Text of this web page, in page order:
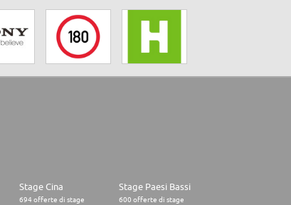
Stage Cina
694 offerte di stage
Stage Paesi Bassi
600 offerte di stage